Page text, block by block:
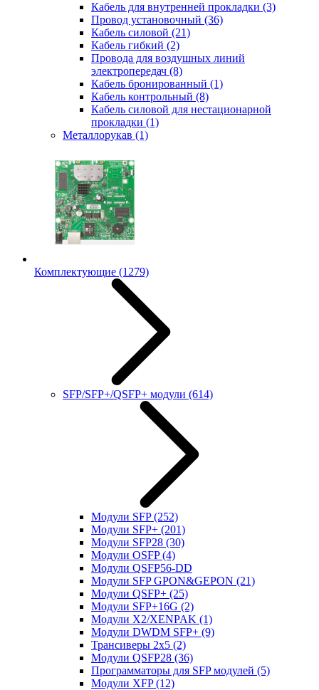
Кабель для внутренней прокладки (3)
Провод установочный (36)
Кабель силовой (21)
Кабель гибкий (2)
Провода для воздушных линий
электропередач (8)
Кабель бронированный (1)
Кабель контрольный (8)
Кабель силовой для нестационарной
прокладки (1)
Металлорукав (1)
Комплектующие (1279)
SFP/SFP+/QSFP+ модули (614)
Модули SFP(252)
Модули SFP+ (201)
Модули SFP28 (30)
Модули OSFP(4)
Модули QSFP56-DD
Модули SFP GPON&GEPON (21)
Модули QSFP+ (25)
Модули SFP+16G (2)
Модули X2/XENPAK (1)
Модули DWDM SFP+ (9)
Трансиверы 2x5 (2)
Модули QSFP28 (36)
Программаторы для SFP модулей (5)
Модули XFP(12)